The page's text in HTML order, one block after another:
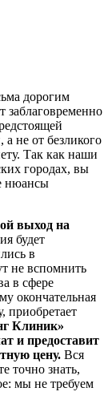
дорогим
заблаговременно
а не от безликого
Так как наши
городах, вы
нюансы
выход на
будет
в
не вспомнить
в сфере
окончательная
приобретает
Клиник»
и предоставит
цену. Вся
точно знать,
мы не требуем